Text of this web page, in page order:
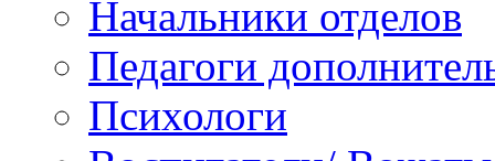
Начальники отделов
Педагоги
Психологи